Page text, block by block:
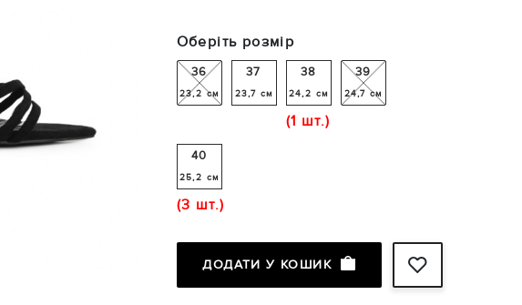
Оберіть розмір
36
23,2 см
37
23,7 см
38
24,2 см
(1 шт.)
39
24,7 см
40
25,2 см
(3 шт.)
ДОДАТИ У КОШИК